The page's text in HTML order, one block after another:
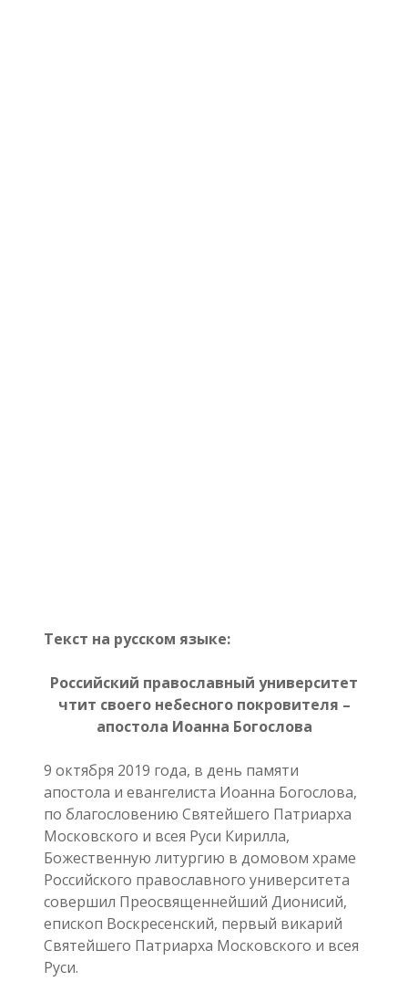
Текст на русском языке:
Российский православный университет
чтит своего небесного покровителя –
апостола Иоанна Богослова
9 октября 2019 года, в день памяти
апостола и евангелиста Иоанна Богослова,
по благословению Святейшего Патриарха
Московского и всея Руси Кирилла,
Божественную литургию в домовом храме
Российского православного университета
совершил Преосвященнейший Дионисий,
епископ Воскресенский, первый викарий
Святейшего Патриарха Московского и всея
Руси.